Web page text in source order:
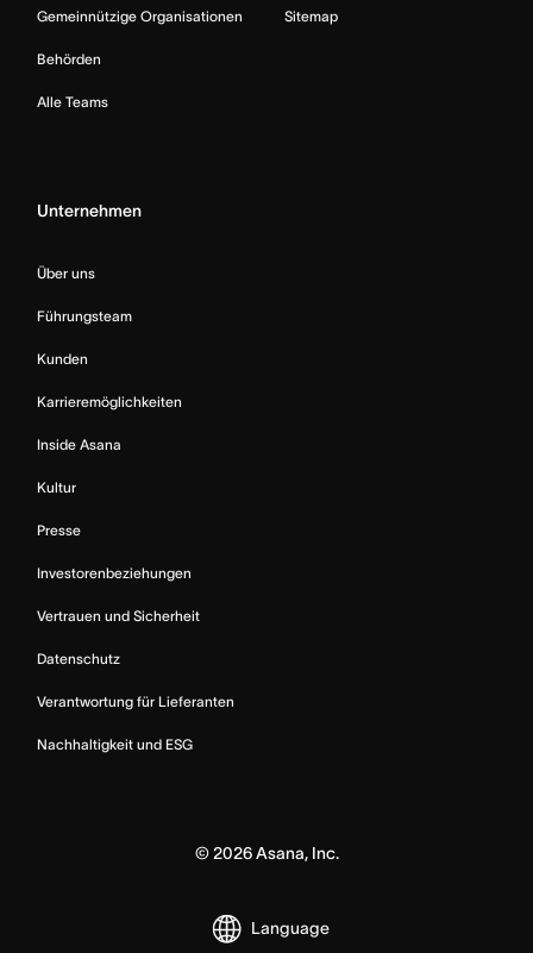
Gemeinnützige Organisationen
Behörden
Alle Teams
Sitemap
Unternehmen
Über uns
Führungsteam
Kunden
Karrieremöglichkeiten
Inside Asana
Kultur
Presse
Investorenbeziehungen
Vertrauen und Sicherheit
Datenschutz
Verantwortung für Lieferanten
Nachhaltigkeit und ESG
© 2026Asana, Inc.
Language